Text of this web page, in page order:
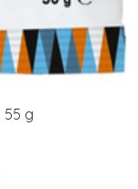
55 g